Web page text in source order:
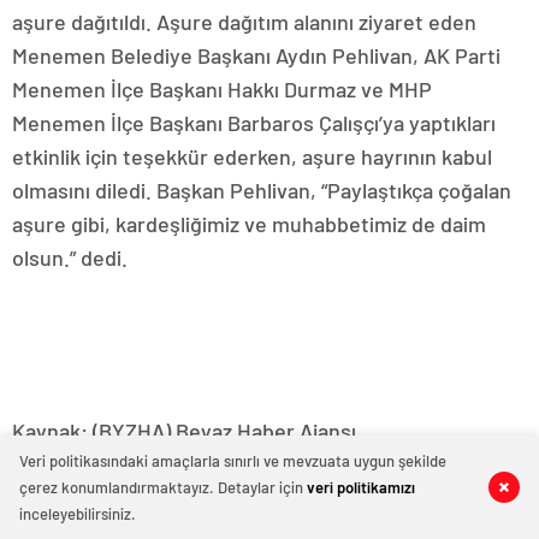
0 0
0 0
0 0
0 0
0 0
0 0
aşure dağıtıldı. Aşure dağıtım alanını ziyaret eden
Menemen Belediye Başkanı Aydın Pehlivan, AK Parti
Menemen İlçe Başkanı Hakkı Durmaz ve MHP
Menemen İlçe Başkanı Barbaros Çalışçı’ya yaptıkları
etkinlik için teşekkür ederken, aşure hayrının kabul
olmasını diledi. Başkan Pehlivan, “Paylaştıkça çoğalan
aşure gibi, kardeşliğimiz ve muhabbetimiz de daim
olsun.” dedi.
Kaynak: (BYZHA) Beyaz Haber Ajansı
0 0
Veri politikasındaki amaçlarla sınırlı ve mevzuata uygun şekilde
çerez konumlandırmaktayız. Detaylar içinveri politikamızı
inceleyebilirsiniz.